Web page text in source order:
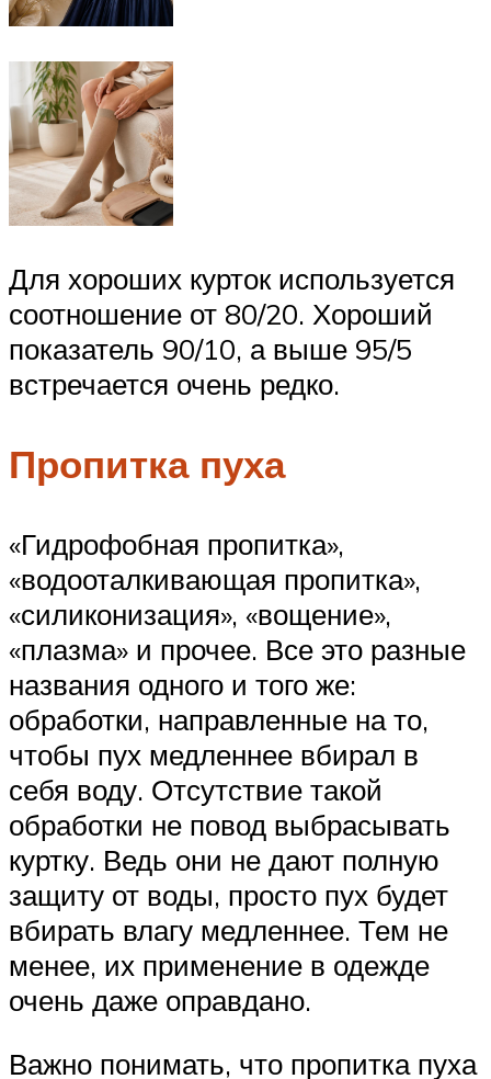
Для хороших курток используется
соотношение от 80/20. Хороший
показатель 90/10, а выше 95/5
встречается очень редко.
Пропитка пуха
«Гидрофобная пропитка»,
«водооталкивающая пропитка»,
«силиконизация», «вощение»,
«плазма» и прочее. Все это разные
названия одного и того же:
обработки, направленные на то,
чтобы пух медленнее вбирал в
себя воду. Отсутствие такой
обработки не повод выбрасывать
куртку. Ведь они не дают полную
защиту от воды, просто пух будет
вбирать влагу медленнее. Тем не
менее, их применение в одежде
очень даже оправдано.
Важно понимать, что пропитка пуха